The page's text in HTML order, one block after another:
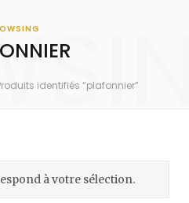
identifiés “plafonnier”
à votre sélection.